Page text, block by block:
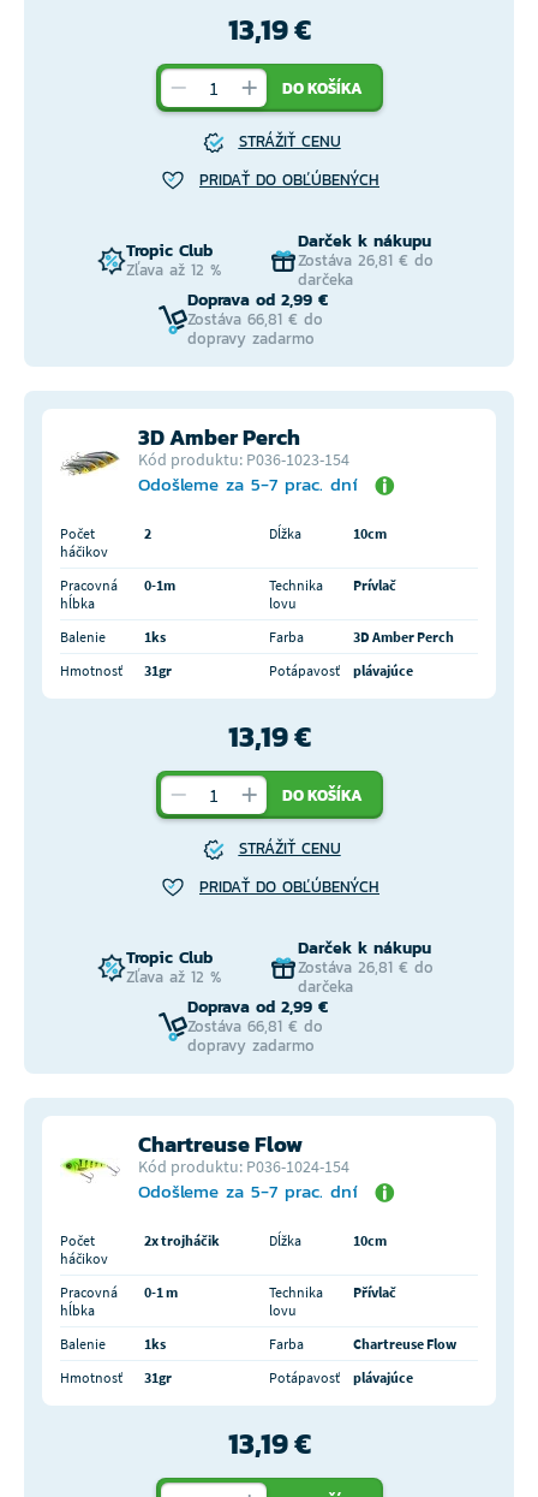
13,19 €
DO KOŠÍKA
STRÁŽIŤ CENU
PRIDAŤ DO OBĽÚBENÝCH
Tropic Club
Zľava až 12 %
Darček k nákupu
Zostáva 26,81 € do
darčeka
Doprava od 2,99 €
Zostáva 66,81 € do
dopravy zadarmo
3D Amber Perch
Kód produktu: P036-1023-154
Odošleme za 5-7 prac. dní
Počet
háčikov
2 Dĺžka 10cm
Pracovná
hĺbka
0-1m
Technika
lovu
Prívlač
Balenie 1ks Farba
3D Amber Perch
Hmotnosť
31gr Potápavosť plávajúce
13,19 €
DO KOŠÍKA
STRÁŽIŤ CENU
PRIDAŤ DO OBĽÚBENÝCH
Tropic Club
Zľava až 12 %
Darček k nákupu
Zostáva 26,81 € do
darčeka
Doprava od 2,99 €
Zostáva 66,81 € do
dopravy zadarmo
Chartreuse Flow
Kód produktu: P036-1024-154
Odošleme za 5-7 prac. dní
Počet
háčikov
2x trojháčik Dĺžka 10cm
Pracovná
hĺbka
0-1 m
Technika
lovu
Přívlač
Balenie 1ks Farba
Chartreuse Flow
Hmotnosť
31gr Potápavosť plávajúce
13,19 €